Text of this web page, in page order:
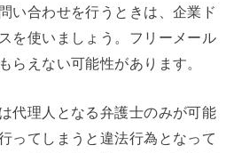
い合わせを行うときは、企業ド
を使いましょう。フリーメール
らえない可能性があります。
代理人となる弁護士のみが可能
ってしまうと違法行為となって